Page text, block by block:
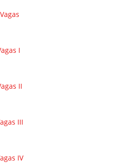
I
II
III
IV